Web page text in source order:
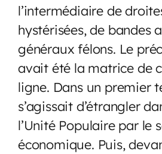
l’intermédiaire de
hystérisées, de bandes
généraux félons. Le
avait été la matrice de
ligne. Dans un premier
s’agissait d’étrangler
l’Unité Populaire par le
économique. Puis,